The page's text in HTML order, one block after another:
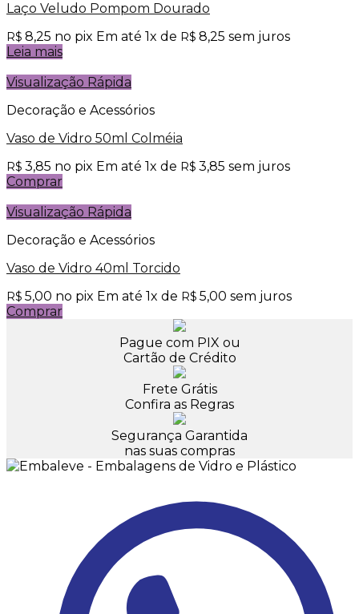
Laço Veludo Pompom Dourado
R$ 8,25 no pix Em até 1x de R$ 8,25 sem juros
Leia mais
Visualização Rápida
Decoração e Acessórios
Vaso de Vidro 50ml Colméia
R$ 3,85 no pix Em até 1x de R$ 3,85 sem juros
Comprar
Visualização Rápida
Decoração e Acessórios
Vaso de Vidro 40ml Torcido
R$ 5,00 no pix Em até 1x de R$ 5,00 sem juros
Comprar
Pague com PIX ou
Cartão de Crédito
Frete Grátis
Confira as Regras
Segurança Garantida
nas suas compras